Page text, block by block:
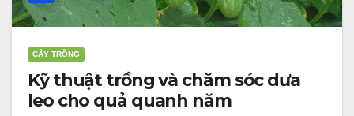
CÂY TRỒNG
Kỹ thuật trồng và chăm sóc dưa
leo cho quả quanh năm